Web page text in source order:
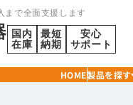
まで全面支援します
国内
在庫
最短
納期
安心
サポート
HOME製品を探す